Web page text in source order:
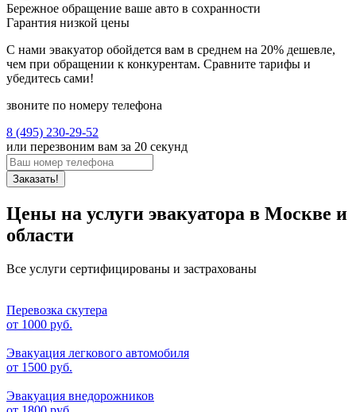
Бережное обращение ваше авто в сохранности
Гарантия низкой цены
С нами эвакуатор обойдется вам в среднем на 20% дешевле,
чем при обращении к конкурентам. Сравните тарифы и
убедитесь сами!
звоните по номеру телефона
8 (495) 230-29-52
или перезвоним вам за 20 секунд
Заказать!
Цены на услуги эвакуатора в Москве и
области
Все услуги сертифицированы и застрахованы
Перевозка скутера
от 1000 руб.
Эвакуация легкового автомобиля
от 1500 руб.
Эвакуация внедорожников